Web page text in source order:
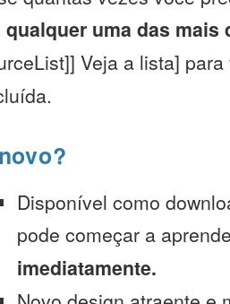
uma das mais
Veja a lista]
Disponível como
pode começar a
imediatamente.